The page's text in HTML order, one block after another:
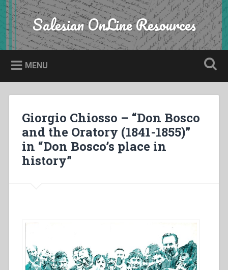
Skip
to
content
Search Salesian OnLine Resources
MENU
Giorgio Chiosso – “Don Bosco
and the Oratory (1841-1855)”
in “Don Bosco’s place in
history”